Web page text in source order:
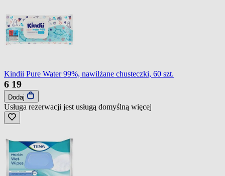
Kindii Pure Water 99%, nawilżane chusteczki, 60 szt.
6 19
Dodaj
Usługa rezerwacji jest usługą domyślną więcej